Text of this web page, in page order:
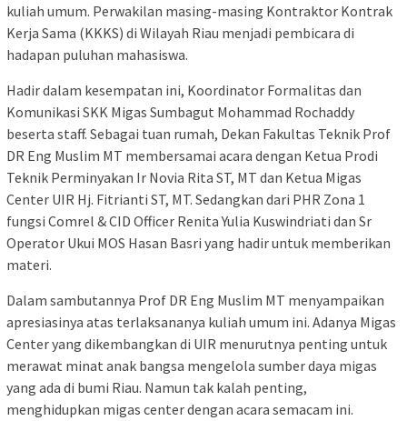
kuliah umum. Perwakilan masing-masing Kontraktor Kontrak
Kerja Sama (KKKS) di Wilayah Riau menjadi pembicara di
hadapan puluhan mahasiswa.
Hadir dalam kesempatan ini, Koordinator Formalitas dan
Komunikasi SKK Migas Sumbagut Mohammad Rochaddy
beserta staff. Sebagai tuan rumah, Dekan Fakultas Teknik Prof
DR Eng Muslim MT membersamai acara dengan Ketua Prodi
Teknik Perminyakan Ir Novia Rita ST, MT dan Ketua Migas
Center UIR Hj. Fitrianti ST, MT. Sedangkan dari PHR Zona 1
fungsi Comrel & CID Officer Renita Yulia Kuswindriati dan Sr
Operator Ukui MOS Hasan Basri yang hadir untuk memberikan
materi.
Dalam sambutannya Prof DR Eng Muslim MT menyampaikan
apresiasinya atas terlaksananya kuliah umum ini. Adanya Migas
Center yang dikembangkan di UIR menurutnya penting untuk
merawat minat anak bangsa mengelola sumber daya migas
yang ada di bumi Riau. Namun tak kalah penting,
menghidupkan migas center dengan acara semacam ini.